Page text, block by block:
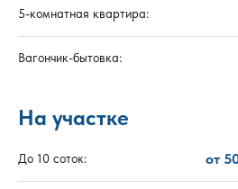
5-комнатная квартира:
Вагончик-бытовка:
На участке
До 10 соток: от